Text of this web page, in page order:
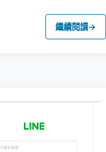
繼續閱讀→